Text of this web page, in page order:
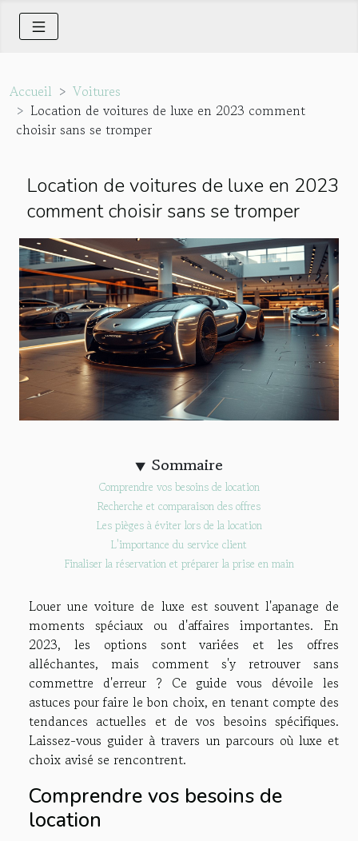
Accueil
Voitures
Location de voitures de luxe en 2023 comment
choisir sans se tromper
Location de voitures de luxe en 2023
comment choisir sans se tromper
Sommaire
Comprendre vos besoins de location
Recherche et comparaison des offres
Les pièges à éviter lors de la location
L'importance du service client
Finaliser la réservation et préparer la prise en main
Louer une voiture de luxe est souvent l'apanage de
moments spéciaux ou d'affaires importantes. En
2023, les options sont variées et les offres
alléchantes, mais comment s'y retrouver sans
commettre d'erreur ? Ce guide vous dévoile les
astuces pour faire le bon choix, en tenant compte des
tendances actuelles et de vos besoins spécifiques.
Laissez-vous guider à travers un parcours où luxe et
choix avisé se rencontrent.
Comprendre vos besoins de
location